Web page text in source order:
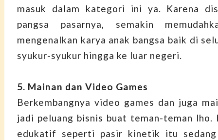
masuk dalam kategori ini ya. Karena
pangsa pasarnya, semakin
mengenalkan karya anak bangsa baik di
syukur-syukur hingga ke luar negeri.
5. Mainan dan Video Games
Berkembangnya video games dan juga
jadi peluang bisnis buat teman-teman lho.
edukatif seperti pasir kinetik itu sedang